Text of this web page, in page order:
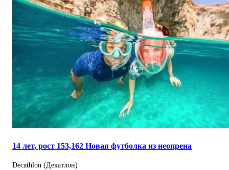
14 лет, рост 153,162 Новая футболка из неопрена
Decathlon (Декатлон)